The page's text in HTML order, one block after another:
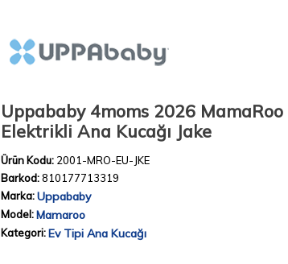
Uppababy 4moms 2026 MamaRoo
Elektrikli Ana Kucağı Jake
Ürün Kodu: 2001-MRO-EU-JKE
Barkod:810177713319
Marka:Uppababy
Model:Mamaroo
Kategori:Ev Tipi Ana Kucağı